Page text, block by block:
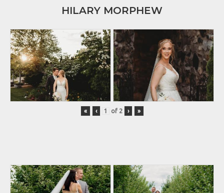
HILARY MORPHEW
« ‹ of 2 › »